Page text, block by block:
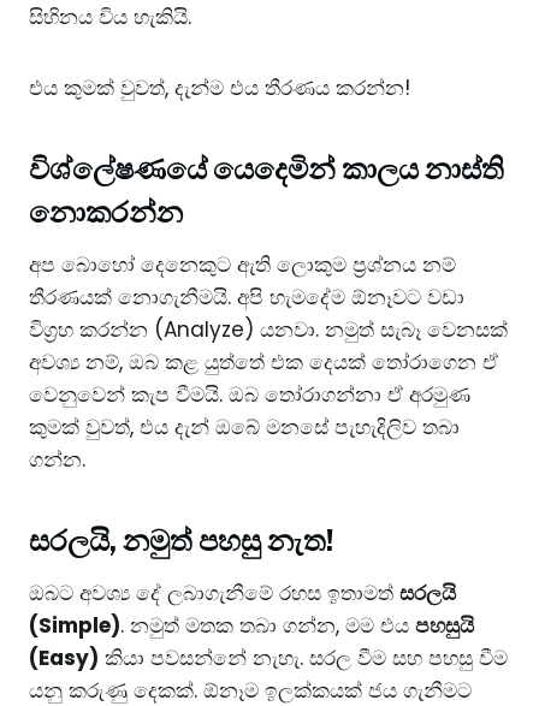
සිහිනය විය හැකියි.
​එය කුමක් වුවත්, දැන්ම එය තීරණය කරන්න!
​විශ්ලේෂණයේ යෙදෙමින් කාලය නාස්ති
නොකරන්න
​අප බොහෝ දෙනෙකුට ඇති ලොකුම ප්‍රශ්නය නම්
තීරණයක් නොගැනීමයි. අපි හැමදේම ඕනෑවට වඩා
විග්‍රහ කරන්න (Analyze) යනවා. නමුත් සැබෑ වෙනසක්
අවශ්‍ය නම්, ඔබ කළ යුත්තේ එක දෙයක් තෝරාගෙන ඒ
වෙනුවෙන් කැප වීමයි. ඔබ තෝරාගන්නා ඒ අරමුණ
කුමක් වුවත්, එය දැන් ඔබේ මනසේ පැහැදිලිව තබා
ගන්න.
​සරලයි, නමුත් පහසු නැත!
​ඔබට අවශ්‍ය දේ ලබාගැනීමේ රහස ඉතාමත් සරලයි
(Simple). නමුත් මතක තබා ගන්න, මම එය පහසුයි
(Easy) කියා පවසන්නේ නැහැ. සරල වීම සහ පහසු වීම
යනු කරුණු දෙකක්. ඕනෑම ඉලක්කයක් ජය ගැනීමට